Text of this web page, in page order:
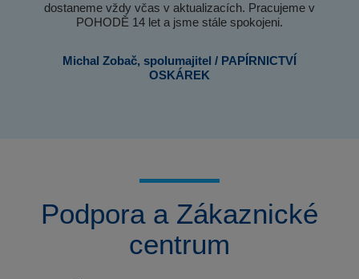
dostaneme vždy včas v aktualizacích. Pracujeme v
POHODĚ 14 let a jsme stále spokojeni.
Michal Zobač, spolumajitel / PAPÍRNICTVÍ
OSKÁREK
Podpora a Zákaznické
centrum